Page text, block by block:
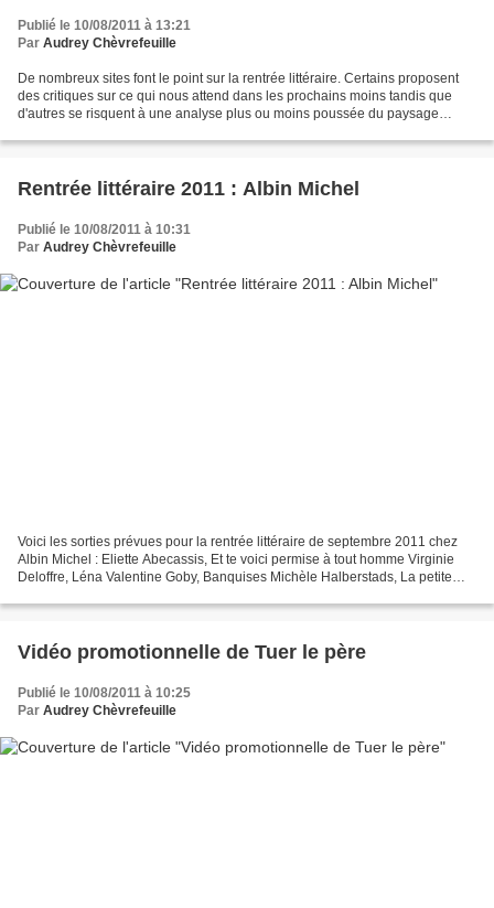
Publié le 10/08/2011 à 13:21
Par Audrey Chèvrefeuille
De nombreux sites font le point sur la rentrée littéraire. Certains proposent
des critiques sur ce qui nous attend dans les prochains moins tandis que
d'autres se risquent à une analyse plus ou moins poussée du paysage
Rentrée littéraire 2011 : Albin Michel
Publié le 10/08/2011 à 10:31
Par Audrey Chèvrefeuille
Voici les sorties prévues pour la rentrée littéraire de septembre 2011 chez
Albin Michel : Eliette Abecassis, Et te voici permise à tout homme Virginie
Deloffre, Léna Valentine Goby, Banquises Michèle Halberstads, La petite
Vidéo promotionnelle de Tuer le père
Publié le 10/08/2011 à 10:25
Par Audrey Chèvrefeuille